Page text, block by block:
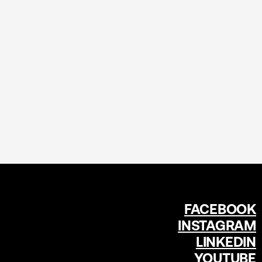
FACEBOOK
INSTAGRAM
LINKEDIN
YOUTUBE